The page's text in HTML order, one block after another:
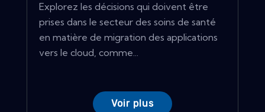
Explorez les décisions qui doivent être
prises dans le secteur des soins de santé
en matière de migration des applications
vers le cloud, comme...
Voir plus